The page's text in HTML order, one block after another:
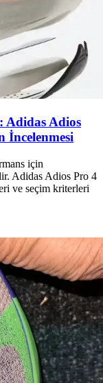
Adidas Adios
İncelenmesi
için
Adidas Adios Pro 4
ve seçim kriterleri